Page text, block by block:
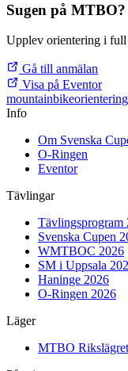
Sugen på MTBO?
Upplev orientering i
Gå till anmälan
Visa på Eventor
mountainbike
Info
Om Svenska
O-Ringen
Eventor
Tävlingar
Tävlingsprogram
Svenska Cupen
WMTBOC 2026
SM i Uppsala
Haninge 2026
O-Ringen 2026
Läger
MTBO Rikslägret